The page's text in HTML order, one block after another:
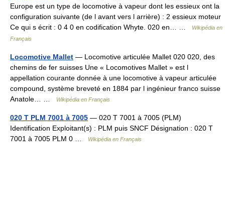
Europe est un type de locomotive à vapeur dont les essieux ont la
configuration suivante (de l avant vers l arrière) : 2 essieux moteur
Ce qui s écrit : 0 4 0 en codification Whyte. 020 en… …
Wikipédia en
Français
Locomotive Mallet — Locomotive articulée Mallet 020 020, des
chemins de fer suisses Une « Locomotives Mallet » est l
appellation courante donnée à une locomotive à vapeur articulée
compound, système breveté en 1884 par l ingénieur franco suisse
Anatole… …
Wikipédia en Français
020 T PLM 7001 à 7005 — 020 T 7001 à 7005 (PLM)
Identification Exploitant(s) : PLM puis SNCF Désignation : 020 T
7001 à 7005 PLM 0 …
Wikipédia en Français